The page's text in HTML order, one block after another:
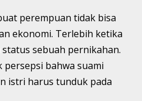
perempuan tidak bisa
ekonomi. Terlebih ketika
sebuah pernikahan.
bahwa suami
istri harus tunduk pada